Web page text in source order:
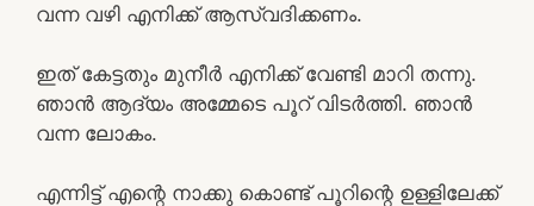
വന്ന വഴി എനിക്ക് ആസ്വദിക്കണം.
ഇത് കേട്ടതും മുനീർ എനിക്ക് വേണ്ടി മാറി തന്നു.
ഞാൻ ആദ്യം അമ്മേടെ പൂറ് വിടർത്തി. ഞാൻ
വന്ന ലോകം.
എന്നിട്ട് എന്റെ നാക്കു കൊണ്ട് പൂറിന്റെ ഉള്ളിലേക്ക്